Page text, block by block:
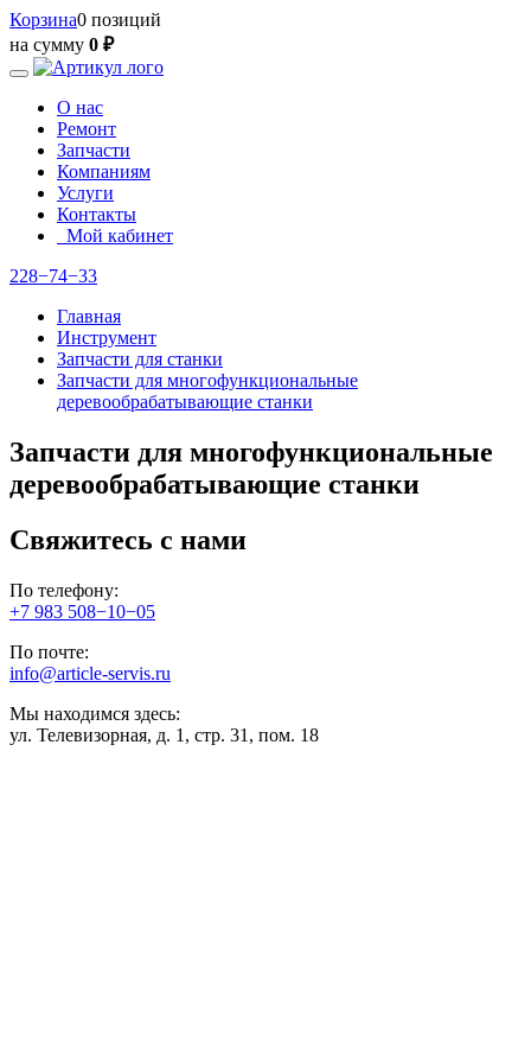
Корзина0 позиций
на сумму 0 ₽
О нас
Ремонт
Запчасти
Компаниям
Услуги
Контакты
Мой кабинет
228−74−33
Главная
Инструмент
Запчасти для станки
Запчасти для многофункциональные
деревообрабатывающие станки
Запчасти для многофункциональные
деревообрабатывающие станки
Свяжитесь с нами
По телефону:
+7 983 508−10−05
По почте:
info@article-servis.ru
Мы находимся здесь:
ул. Телевизорная, д. 1, стр. 31, пом. 18